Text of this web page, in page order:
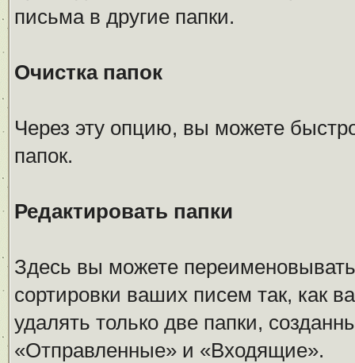
письма в другие папки.
Очистка папок
Через эту опцию, вы можете
папок.
Редактировать папки
Здесь вы можете
сортировки ваших писем так, как
удалять только две папки,
«Отправленные» и «Входящие».